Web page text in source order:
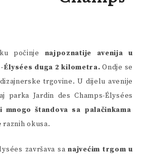
počinje najpoznatije avenija u
Élysées duga 2 kilometra. Ondje se
trgovine. U dijelu avenije
parka Jardin des Champs-Élysées
mnogo štandova sa palačinkama
raznih okusa.
završava sanajvećim trgom u